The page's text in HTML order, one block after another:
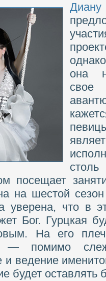
она
посещает
на шестой
уверена, что в
Бог. Гурцкая
На его
— помимо
ведение
будет оставлять